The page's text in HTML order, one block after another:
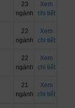
23
ngành
Xem
chi tiết
22
ngành
Xem
chi tiết
22
ngành
Xem
chi tiết
21
ngành
Xem
chi tiết